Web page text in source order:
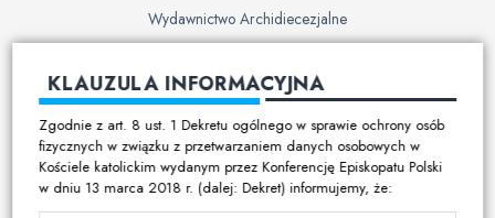
Wydawnictwo Archidiecezjalne
Cmentarze
Duszpasterstwo
Program duszpasterski
Kalendarz pracy duszpasterskiej
Duszpasterstwo specjalistyczne
KLAUZULA INFORMACYJNA
Zgodnie z art. 8 ust. 1 Dekretu ogólnego w sprawie ochrony osób
fizycznych w związku z przetwarzaniem danych osobowych w
Kościele katolickim wydanym przez Konferencję Episkopatu Polski
w dniu 13 marca 2018 r. (dalej: Dekret) informujemy, że: